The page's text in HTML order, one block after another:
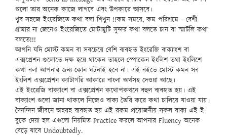
গুলো তার অনেক কাজে লাগবে এবং উপকারে আসবে।
খুব সহজে ইংরেজিতে কথা বলা শিখুন !!কম সময়ে, কম পরিশ্রমে - বেশী
গ্রামার না জেনেও ইংরেজিতে মোটামুটি সুন্দর কথা বলতে চান বা স্মার্টলি কথা
বলতে!!!
আপনি যদি মোস্ট কমন বা সবচেয়ে বেশি ব্যবহৃত ইংরেজি বাক্যাংশ বা
এক্সপ্রেশন গুলোতে দক্ষ হয়ে থাকেন তাহলে স্পোকেন ইংলিশ তথা ইংলিশে
কথা বলা আপনার জন্য কোন ঘটনাই হবে না। এই বইতে মোস্ট কমন সব
ইংলিশ এক্সপ্রেশন ক্যাটাগরি আকারে বাংলা অর্থসহ দেওয়া আছে।
এই ইংরেজি বাক্যাংশ বা এক্সপ্রেশন কথোপকথনে বহুল ব্যবহৃত হয়। এই
বাক্যাংশ গুলো জানা থাকলে নিজেও বাক্য তৈরি করে কথা চালিয়ে যাওয়া যায়।
দৈনন্দিন জীবনে অহরহ ব্যবহৃত হয় এই রকম প্রয়োজনীয় সকল বাক্য এই ই-
বুকে দেয়া হল এগুলো নিয়মিত Practice করলে আপনার Fluency অনেক
বেড়ে যাবে Undoubtedly.